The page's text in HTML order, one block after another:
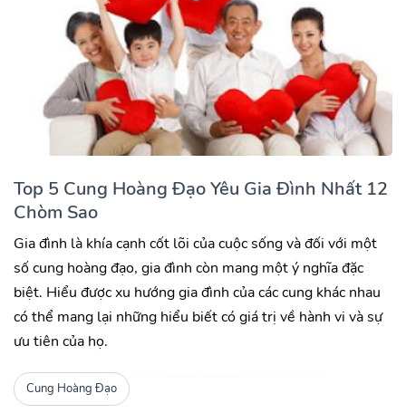
Top 5 Cung Hoàng Đạo Yêu Gia Đình Nhất 12
Chòm Sao
Gia đình là khía cạnh cốt lõi của cuộc sống và đối với một
số cung hoàng đạo, gia đình còn mang một ý nghĩa đặc
biệt. Hiểu được xu hướng gia đình của các cung khác nhau
có thể mang lại những hiểu biết có giá trị về hành vi và sự
ưu tiên của họ.
Cung Hoàng Đạo